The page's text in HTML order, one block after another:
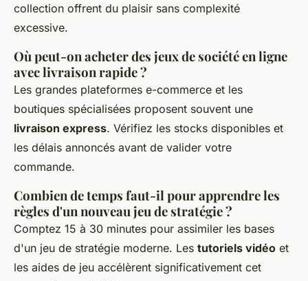
collection offrent du plaisir sans complexité
excessive.
Où peut-on acheter des jeux de société en ligne
avec livraison rapide ?
Les grandes plateformes e-commerce et les
boutiques spécialisées proposent souvent une
livraison express. Vérifiez les stocks disponibles et
les délais annoncés avant de valider votre
commande.
Combien de temps faut-il pour apprendre les
règles d'un nouveau jeu de stratégie ?
Comptez 15 à 30 minutes pour assimiler les bases
d'un jeu de stratégie moderne. Les tutoriels vidéo et
les aides de jeu accélèrent significativement cet